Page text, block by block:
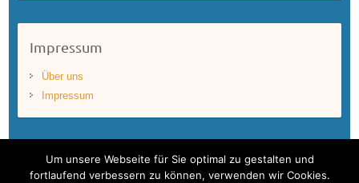
Impressum
Über uns
Impressum
Um unsere Webseite für Sie optimal zu gestalten und
fortlaufend verbessern zu können, verwenden wir Cookies.